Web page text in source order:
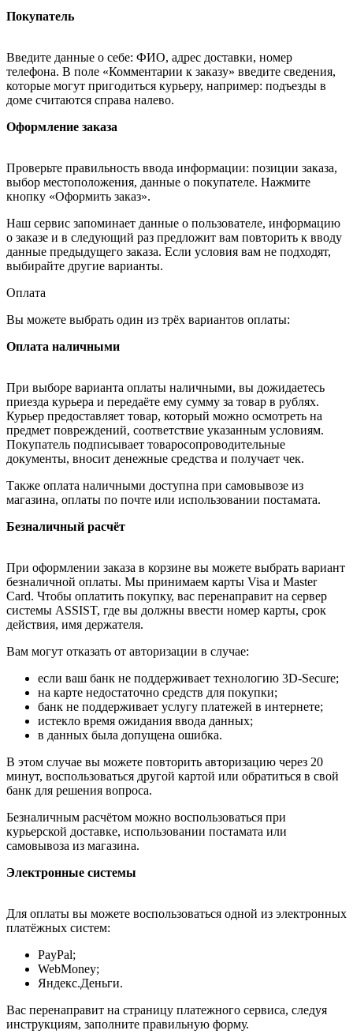
Покупатель
Введите данные о себе: ФИО, адрес доставки, номер
телефона. В поле «Комментарии к заказу» введите сведения,
которые могут пригодиться курьеру, например: подъезды в
доме считаются справа налево.
Оформление заказа
Проверьте правильность ввода информации: позиции заказа,
выбор местоположения, данные о покупателе. Нажмите
кнопку «Оформить заказ».
Наш сервис запоминает данные о пользователе, информацию
о заказе и в следующий раз предложит вам повторить к вводу
данные предыдущего заказа. Если условия вам не подходят,
выбирайте другие варианты.
Оплата
Вы можете выбрать один из трёх вариантов оплаты:
Оплата наличными
При выборе варианта оплаты наличными, вы дожидаетесь
приезда курьера и передаёте ему сумму за товар в рублях.
Курьер предоставляет товар, который можно осмотреть на
предмет повреждений, соответствие указанным условиям.
Покупатель подписывает товаросопроводительные
документы, вносит денежные средства и получает чек.
Также оплата наличными доступна при самовывозе из
магазина, оплаты по почте или использовании постамата.
Безналичный расчёт
При оформлении заказа в корзине вы можете выбрать вариант
безналичной оплаты. Мы принимаем карты Visa и Master
Card. Чтобы оплатить покупку, вас перенаправит на сервер
системы ASSIST, где вы должны ввести номер карты, срок
действия, имя держателя.
Вам могут отказать от авторизации в случае:
если ваш банк не поддерживает технологию 3D-Secure;
на карте недостаточно средств для покупки;
банк не поддерживает услугу платежей в интернете;
истекло время ожидания ввода данных;
в данных была допущена ошибка.
В этом случае вы можете повторить авторизацию через 20
минут, воспользоваться другой картой или обратиться в свой
банк для решения вопроса.
Безналичным расчётом можно воспользоваться при
курьерской доставке, использовании постамата или
самовывоза из магазина.
Электронные системы
Для оплаты вы можете воспользоваться одной из электронных
платёжных систем:
PayPal;
WebMoney;
Яндекс.Деньги.
Вас перенаправит на страницу платежного сервиса, следуя
инструкциям, заполните правильную форму.